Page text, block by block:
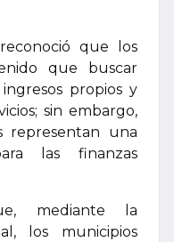
que los
que buscar
propios y
sin embargo,
representan una
las finanzas
mediante la
los municipios